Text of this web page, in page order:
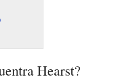
Hearst?